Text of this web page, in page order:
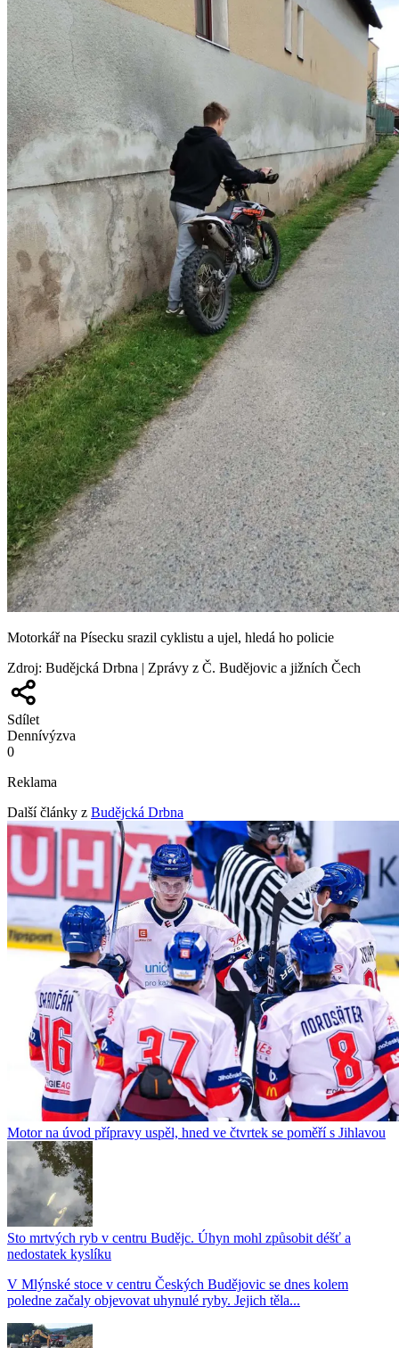
Motorkář na Písecku srazil cyklistu a ujel, hledá ho policie
Zdroj: Budějcká Drbna | Zprávy z Č. Budějovic a jižních Čech
Sdílet
Dennívýzva
0
Reklama
Další články z Budějcká Drbna
Motor na úvod přípravy uspěl, hned ve čtvrtek se poměří s Jihlavou
Sto mrtvých ryb v centru Budějc. Úhyn mohl způsobit déšť a
nedostatek kyslíku
V Mlýnské stoce v centru Českých Budějovic se dnes kolem
poledne začaly objevovat uhynulé ryby. Jejich těla...